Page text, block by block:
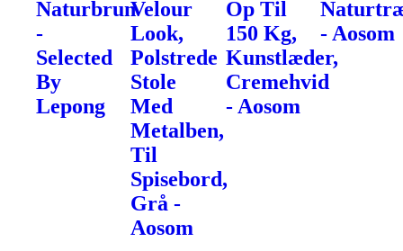
Naturbrun
-
Selected
By
Lepong
Velour
Look,
Polstrede
Stole
Med
Metalben,
Til
Spisebord,
Grå -
Aosom
Op Til
150 Kg,
Kunstlæder,
Cremehvid
- Aosom
- Aosom